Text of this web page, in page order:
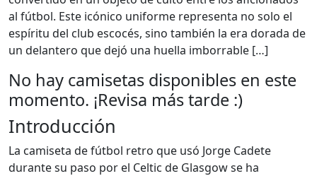
al fútbol. Este icónico uniforme representa no solo el
espíritu del club escocés, sino también la era dorada de
un delantero que dejó una huella imborrable […]
No hay camisetas disponibles en este
momento. ¡Revisa más tarde :)
Introducción
La camiseta de fútbol retro que usó Jorge Cadete
durante su paso por el Celtic de Glasgow se ha